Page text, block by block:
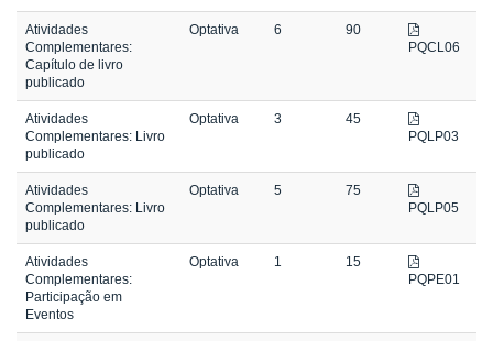
Atividades
Complementares:
Capítulo de livro
publicado
Optativa 6
90
PQCL06
Atividades
Complementares: Livro
publicado
Optativa 3
45
PQLP03
Atividades
Complementares: Livro
publicado
Optativa 5
75
PQLP05
Atividades
Complementares:
Participação em
Eventos
Optativa 1
15
PQPE01